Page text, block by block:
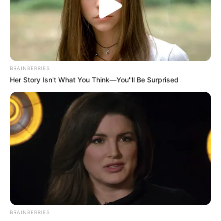
Tenemos todas las noticias que le
interesan. Para estar bien informado, por
favor, active las notificaciones de Alerta.
ACTIVAR AHORA
TEMAS DESTACADOS
SARAMPIÓN AVENIDA AMBALÁ
PARQUE DE DIVERSIONES
ELECCIONES PRESIDENCIALES
FENÓMENO DEL NIÑO
IBAL
BRAINBERRIES
Her Story Isn't What You Think—You''ll Be Surprised
BRAINBERRIES